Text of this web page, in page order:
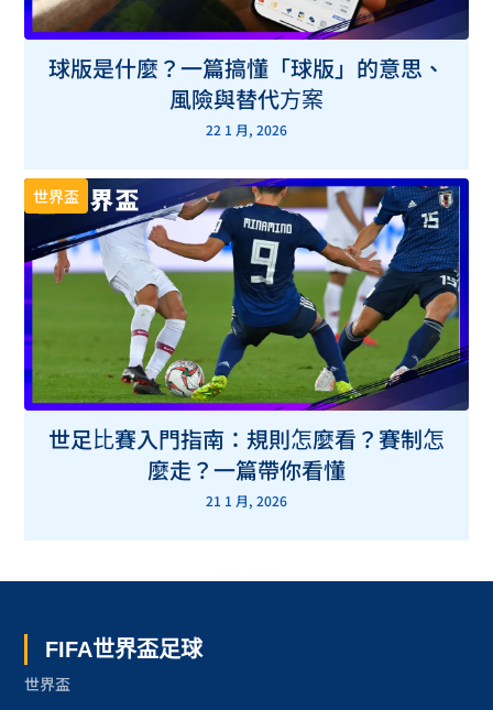
球版是什麼？一篇搞懂「球版」的意思、
風險與替代方案
22 1 月, 2026
世界盃
世足比賽入門指南：規則怎麼看？賽制怎
麼走？一篇帶你看懂
21 1 月, 2026
FIFA世界盃足球
世界盃